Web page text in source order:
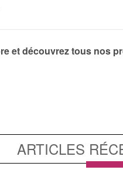
et découvrez tous nos
ARTICLES